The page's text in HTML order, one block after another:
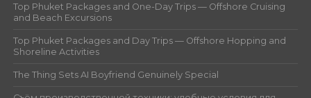
Top Phuket Packages and One-Day Trips — Offshore Cruising
and Beach Excursions
Top Phuket Packages and Day Trips — Offshore Hopping and
Shoreline Activities
The Thing Sets AI Boyfriend Genuinely Special